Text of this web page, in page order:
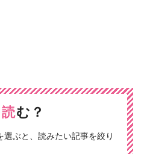
読む？
選ぶと、読みたい記事を絞り